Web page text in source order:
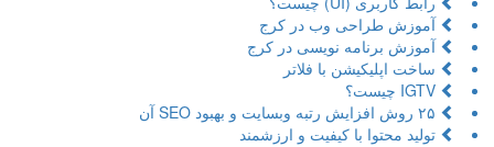
آموزش طراحی وب در کرج
آموزش برنامه نویسی در کرج
ساخت اپلیکیشن با فلاتر
IGTV چیست؟
۲۵ روش افزایش رتبه وبسایت و بهبود SEO آن
تولید محتوا با کیفیت و ارزشمند